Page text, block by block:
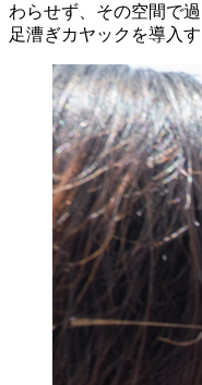
わらせず、その空間で
足漕ぎカヤックを導入